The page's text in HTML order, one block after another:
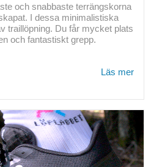
och snabbaste terrängskorna
I dessa minimalistiska
traillöpning. Du får mycket plats
och fantastiskt grepp.
Läs mer